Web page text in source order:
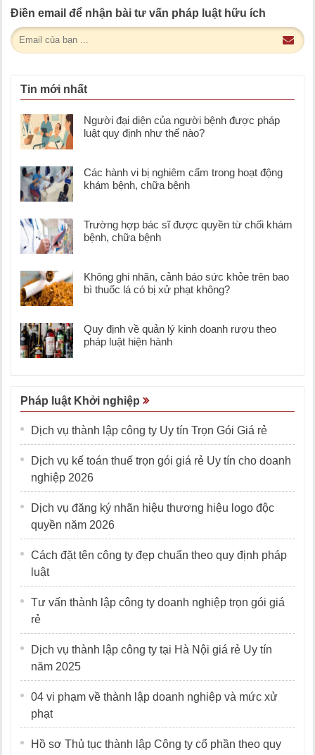
Điền email để nhận bài tư vấn pháp luật hữu ích
Tin mới nhất
Người đại diện của người bệnh được pháp
luật quy định như thế nào?
Các hành vi bị nghiêm cấm trong hoạt động
khám bệnh, chữa bệnh
Trường hợp bác sĩ được quyền từ chối khám
bệnh, chữa bệnh
Không ghi nhãn, cảnh báo sức khỏe trên bao
bì thuốc lá có bị xử phạt không?
Quy định về quản lý kinh doanh rượu theo
pháp luật hiện hành
Pháp luật Khởi nghiệp
Dịch vụ thành lập công ty Uy tín Trọn Gói Giá rẻ
Dịch vụ kế toán thuế trọn gói giá rẻ Uy tín cho doanh
nghiệp 2026
Dịch vụ đăng ký nhãn hiệu thương hiệu logo độc
quyền năm 2026
Cách đặt tên công ty đẹp chuẩn theo quy định pháp
luật
Tư vấn thành lập công ty doanh nghiệp trọn gói giá
rẻ
Dịch vụ thành lập công ty tại Hà Nội giá rẻ Uy tín
năm 2025
04 vi phạm về thành lập doanh nghiệp và mức xử
phạt
Hồ sơ Thủ tục thành lập Công ty cổ phần theo quy